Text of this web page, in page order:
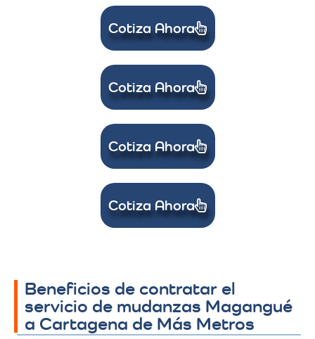
Cotiza Ahora
Cotiza Ahora
Cotiza Ahora
Cotiza Ahora
Beneficios de contratar el
servicio de mudanzas Magangué
a Cartagena de Más Metros